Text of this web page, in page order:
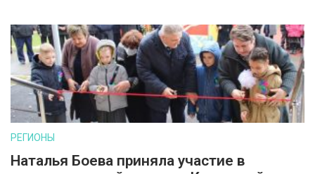
РЕГИОНЫ
Наталья Боева приняла участие в